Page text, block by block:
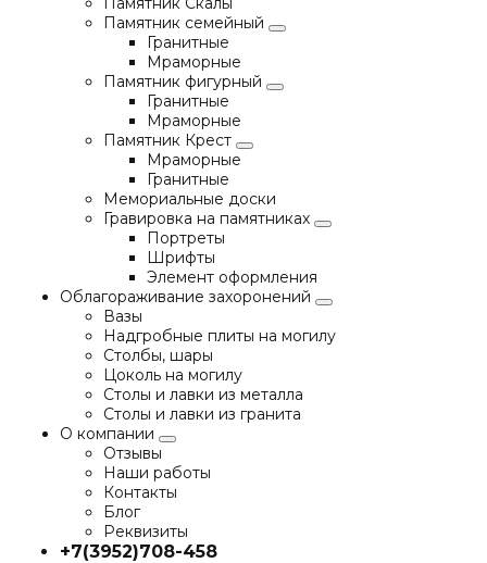
Памятник семейный
Гранитные
Мраморные
Памятник фигурный
Гранитные
Мраморные
Памятник Крест
Мраморные
Гранитные
Мемориальные доски
Гравировка на памятниках
Портреты
Шрифты
Элемент оформления
Облагораживание захоронений
Вазы
Надгробные плиты на могилу
Столбы, шары
Цоколь на могилу
Столы и лавки из металла
Столы и лавки из гранита
О компании
Отзывы
Наши работы
Контакты
Блог
Реквизиты
+7(3952)708-458